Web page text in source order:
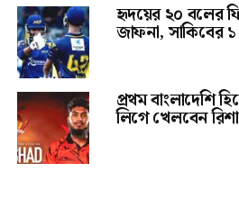
হৃদয়ের ২০ বলের
জাফনা, সাকিবের
প্রথম বাংলাদেশি
লিগে খেলবেন